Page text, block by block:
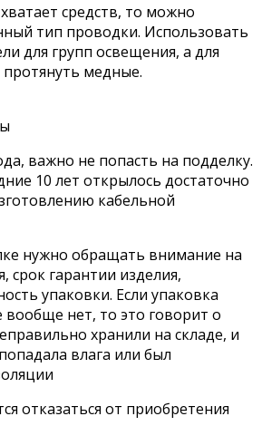
средств, то можно
тип проводки. Использовать
для групп освещения, а для
протянуть медные.
важно не попасть на подделку.
10 лет открылось достаточно
кабельной
нужно обращать внимание на
срок гарантии изделия,
упаковки. Если упаковка
нет, то это говорит о
хранили на складе, и
влага или был
отказаться от приобретения